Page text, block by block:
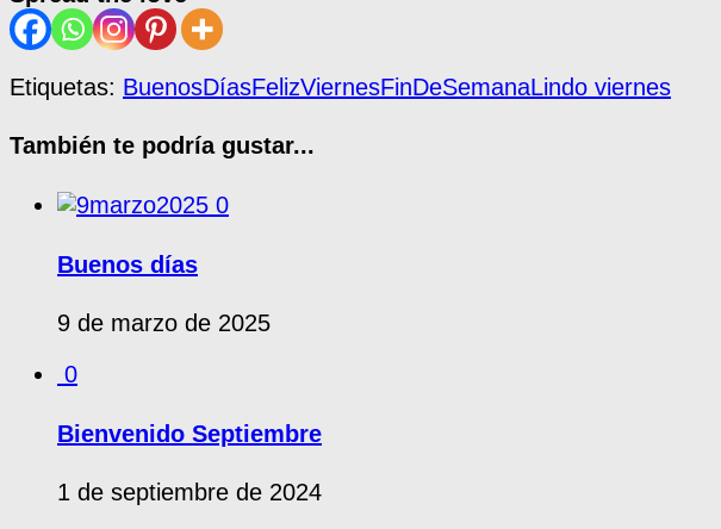
Etiquetas: BuenosDíasFelizViernesFinDeSemanaLindo viernes
También te podría gustar...
0
Buenos días
9 de marzo de 2025
0
Bienvenido Septiembre
1 de septiembre de 2024